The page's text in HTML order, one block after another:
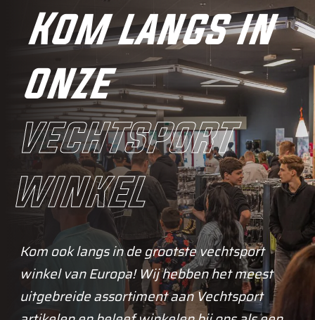
Kom langs in
onze
vechtsport
winkel
Kom ook langs in de grootste vechtsport
winkel van Europa! Wij hebben het meest
uitgebreide assortiment aan Vechtsport